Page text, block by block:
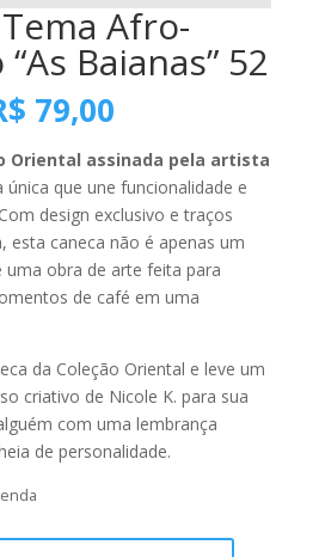
Afro-
Baianas” 52
89,00.
79,00O
atual
é:
R$ 79,00.
Oriental assinada pela artista
única que une funcionalidade e
design exclusivo e traços
esta caneca não é apenas um
obra de arte feita para
de café em uma
da Coleção Oriental e leve um
criativo de Nicole K. para sua
com uma lembrança
de personalidade.